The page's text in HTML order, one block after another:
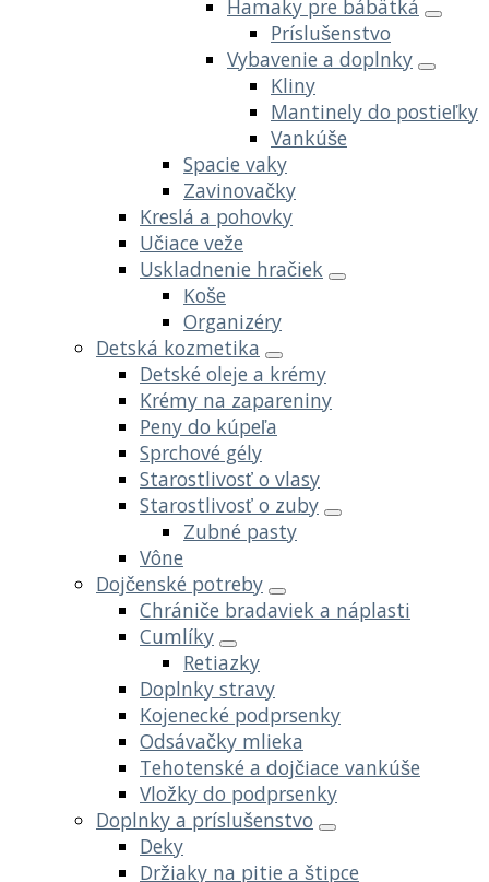
Hamaky pre bábätká
Príslušenstvo
Vybavenie a doplnky
Kliny
Mantinely do postieľky
Vankúše
Spacie vaky
Zavinovačky
Kreslá a pohovky
Učiace veže
Uskladnenie hračiek
Koše
Organizéry
Detská kozmetika
Detské oleje a krémy
Krémy na zapareniny
Peny do kúpeľa
Sprchové gély
Starostlivosť o vlasy
Starostlivosť o zuby
Zubné pasty
Vône
Dojčenské potreby
Chrániče bradaviek a náplasti
Cumlíky
Retiazky
Doplnky stravy
Kojenecké podprsenky
Odsávačky mlieka
Tehotenské a dojčiace vankúše
Vložky do podprsenky
Doplnky a príslušenstvo
Deky
Držiaky na pitie a štipce